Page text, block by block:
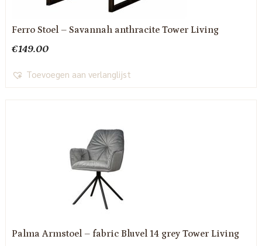
Ferro Stoel – Savannah anthracite Tower Living
€149.00
Toevoegen aan verlanglijst
Palma Armstoel – fabric Bluvel 14 grey Tower Living